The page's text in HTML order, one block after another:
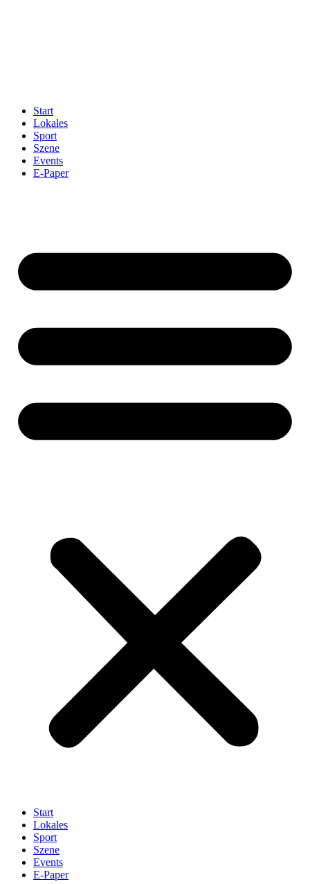
Start
Lokales
Sport
Szene
Events
E-Paper
Start
Lokales
Sport
Szene
Events
E-Paper